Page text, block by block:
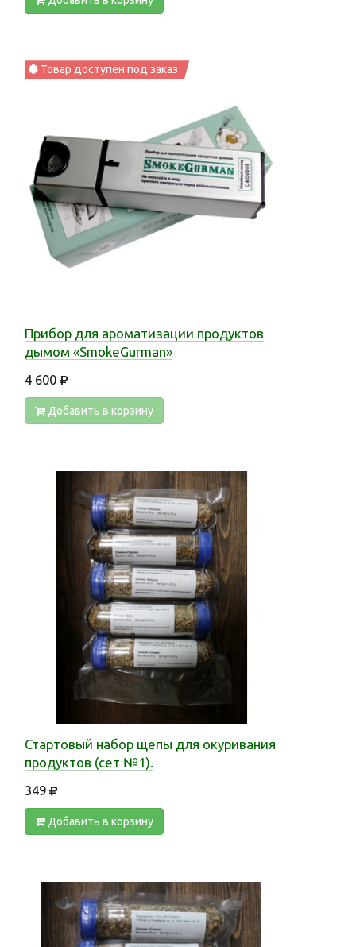
Товар доступен под заказ
Прибор для ароматизации продуктов
дымом «SmokeGurman»
4 600
Добавить в корзину
Стартовый набор щепы для окуривания
продуктов (сет №1).
349
Добавить в корзину